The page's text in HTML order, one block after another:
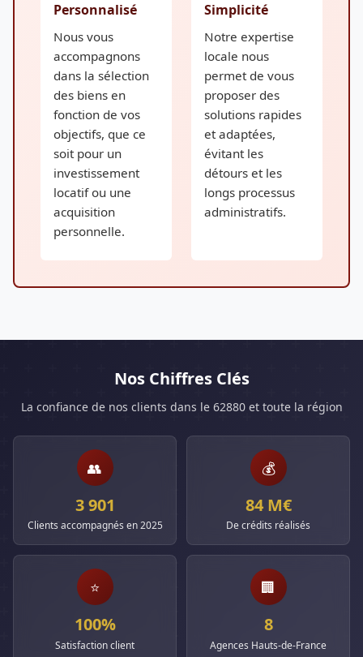
Personnalisé
Nous vous
accompagnons
dans la sélection
des biens en
fonction de vos
objectifs, que ce
soit pour un
investissement
locatif ou une
acquisition
personnelle.
Simplicité
Notre expertise
locale nous
permet de vous
proposer des
solutions rapides
et adaptées,
évitant les
détours et les
longs processus
administratifs.
Nos Chiffres Clés
La confiance de nos clients dans le 62880 et toute la région
👥
3 901
Clients accompagnés en 2025
💰
84 M€
De crédits réalisés
⭐
100%
Satisfaction client
🏢
8
Agences Hauts-de-France